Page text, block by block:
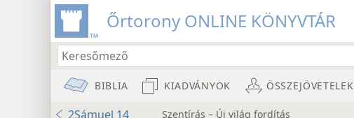
Őrtorony ONLINE KÖNYVTÁR
BIBLIA KIADVÁNYOK ÖSSZEJÖVETELEK
2Sámuel 14 Szentírás – Új világ fordítás